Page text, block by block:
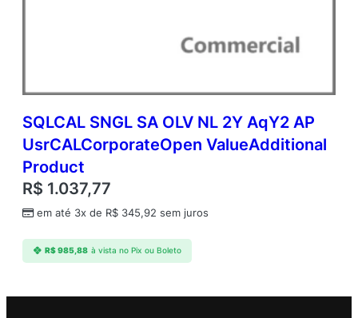
SQLCAL SNGL SA OLV NL 2Y AqY2 AP
UsrCALCorporateOpen ValueAdditional
Product
R$ 1.037,77
em até 3x de R$ 345,92 sem juros
R$985,88 à vista no Pix ou Boleto